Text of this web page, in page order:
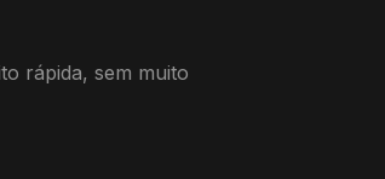
rápida, sem muito